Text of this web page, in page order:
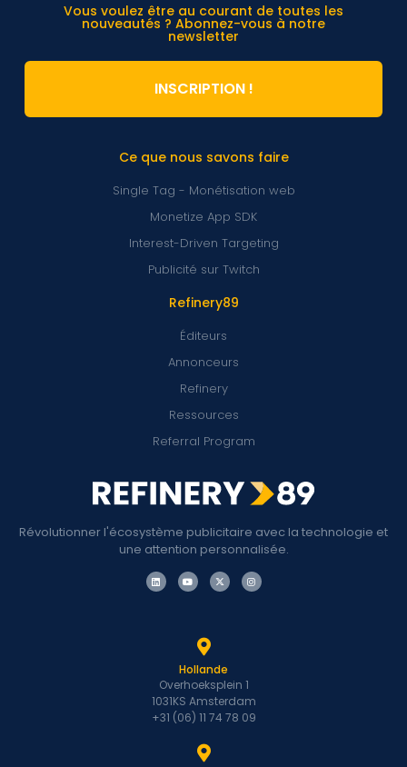
Révolutionner l'écosystème publicitaire avec la technologie et
une attention personnalisée.
Refinery89
Éditeurs
Annonceurs
Refinery
Ressources
Referral Program
Ce que nous savons faire
Single Tag - Monétisation web
Monetize App SDK
Interest-Driven Targeting
Publicité sur Twitch
Vous voulez être au courant de toutes les
nouveautés ? Abonnez-vous à notre
newsletter
INSCRIPTION !
Hollande
Overhoeksplein 1
1031KS Amsterdam
+31 (06) 11 74 78 09